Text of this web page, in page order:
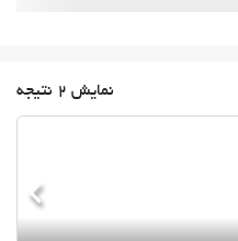
نمایش 2 نتیجه